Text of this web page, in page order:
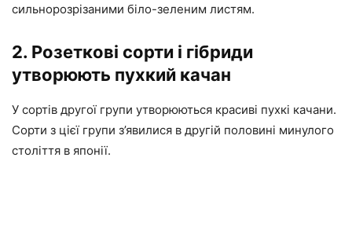
сильнорозрізаними біло-зеленим листям.
2. Розеткові сорти і гібриди
утворюють пухкий качан
У сортів другої групи утворюються красиві пухкі качани.
Сорти з цієї групи з’явилися в другій половині минулого
століття в японії.